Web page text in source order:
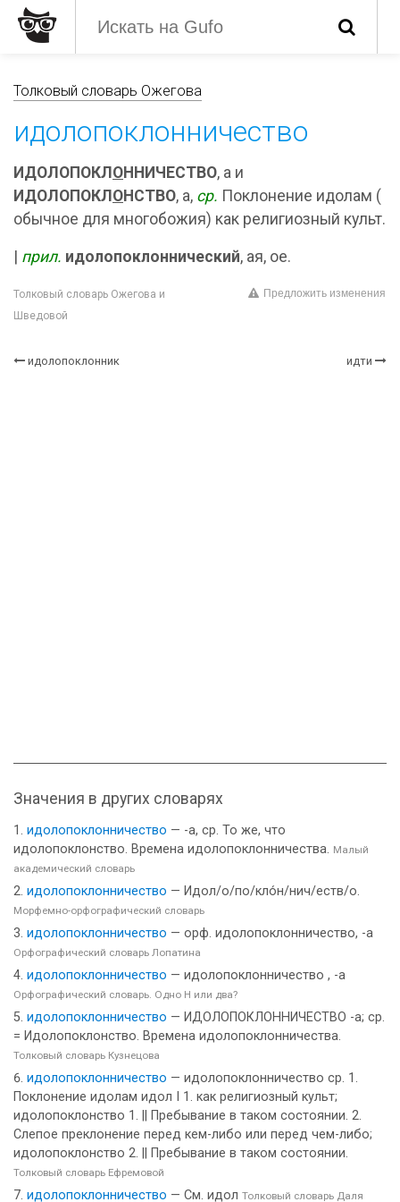
Толковый словарь Ожегова
идолопоклонничество
ИДОЛОПОКЛ ОННИЧЕСТВО, а и
ИДОЛОПОКЛ ОНСТВО, а, ср. Поклонение идолам (
обычное для многобожия) как религиозный культ.
прил. идолопоклоннический, ая, ое.
Толковый словарь Ожегова и
Шведовой
Предложить изменения
идолопоклонник идти
Значения в других словарях
идолопоклонничество — -а, ср. То же, что
идолопоклонство. Времена идолопоклонничества. Малый
академический словарь
идолопоклонничество — Идол/о/по/кло́н/нич/еств/о.
Морфемно-орфографический словарь
идолопоклонничество — орф. идолопоклонничество, -а
Орфографический словарь Лопатина
идолопоклонничество — идолопоклонничество , -а
Орфографический словарь. Одно Н или два?
идолопоклонничество — ИДОЛОПОКЛОННИЧЕСТВО -а; ср.
= Идолопоклонство. Времена идолопоклонничества.
Толковый словарь Кузнецова
идолопоклонничество — идолопоклонничество ср. 1.
Поклонение идолам идол I 1. как религиозный культ;
идолопоклонство 1. || Пребывание в таком состоянии. 2.
Слепое преклонение перед кем-либо или перед чем-либо;
идолопоклонство 2. || Пребывание в таком состоянии.
Толковый словарь Ефремовой
идолопоклонничество — См. идол Толковый словарь Даля